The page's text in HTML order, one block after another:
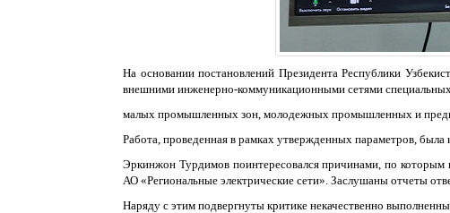
На основании постановлений Президента Республики
внешними инженерно-коммуникационными сетями
малых промышленных зон, молодежных промышленных и
Работа, проведенная в рамках утвержденных параметров,
Эркинжон Турдимов поинтересовался причинами, по которым
АО «Региональные электрические сети». Заслушаны отчеты
Наряду с этим подвергнуты критике некачественно